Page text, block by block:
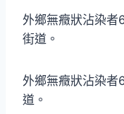
外鄉無癥狀沾染
街道。
外鄉無癥狀沾染
道。